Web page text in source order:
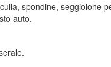
spondine, seggiolone
auto.